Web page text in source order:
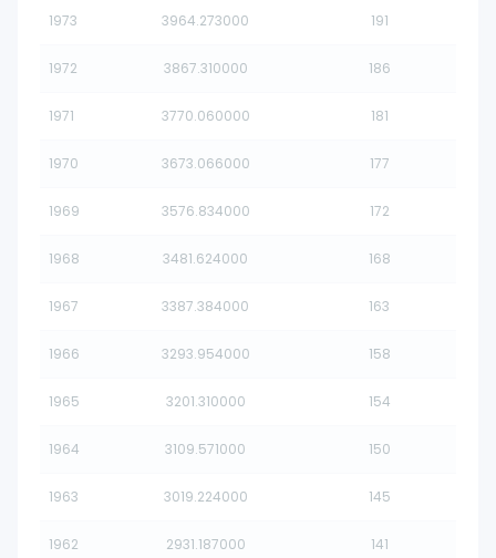
1973 3964.273000 191
1972 3867.310000 186
1971 3770.060000 181
1970 3673.066000 177
1969 3576.834000 172
1968 3481.624000 168
1967 3387.384000 163
1966 3293.954000 158
1965 3201.310000 154
1964 3109.571000 150
1963 3019.224000 145
1962 2931.187000 141